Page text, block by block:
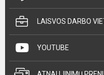
LAISVOS DARBO
YOUTUBE